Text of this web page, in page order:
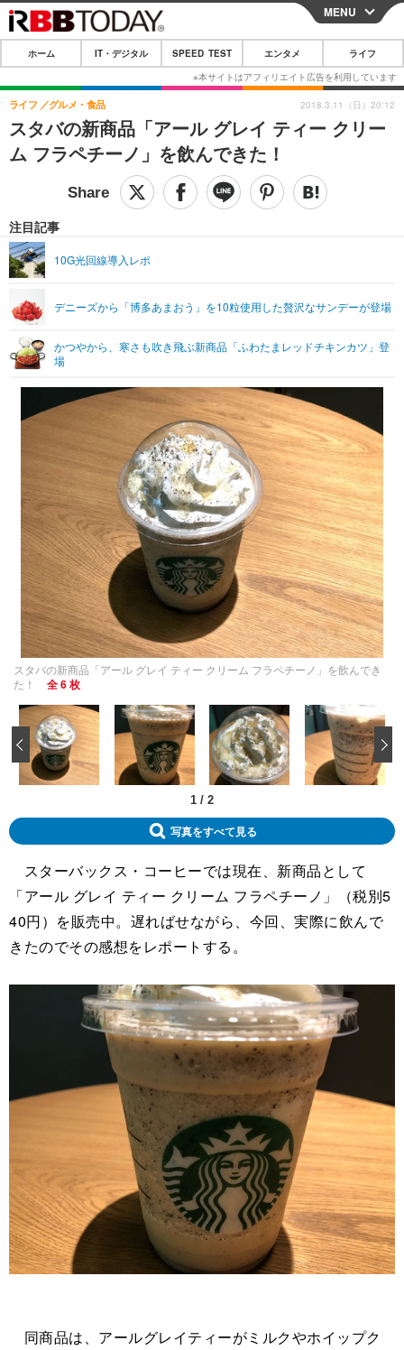
CLOSE
ホーム
IT・デジタル
IT・デジタルTOP スマートフォン
ショッピング その他
SPEED TEST
エンタメTOP 映画・ドラマ
グラビア ブログ
ショッピング その他
ライフTOP
リリース一覧
MENU
ホーム IT・デジタル SPEED TEST エンタメ ライフ
スタバの新商品「アール グレイ ティー クリー
ム フラペチーノ」を飲んできた！
ライフ グルメ・食品
注目記事
10G光回線導入レポ
デニーズから「博多あまおう」を10粒使用した贅沢なサンデーが登場
かつやから、寒さも吹き飛ぶ新商品「ふわたまレッドチキンカツ」登
場
2018.3.11（日）20:12
スタバの新商品「アール グレイ ティー クリーム フラペチーノ」を飲んでき
た！
全 6 枚
1 / 2
‹
写真をすべて見る
スターバックス・コーヒーでは現在、新商品として
「アール グレイ ティー クリーム フラペチーノ」（税別5
40円）を販売中。遅ればせながら、今回、実際に飲んで
きたのでその感想をレポートする。
同商品は、アールグレイティーがミルクやホイップク